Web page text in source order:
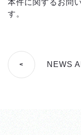
本件に関するお問
す。
< NEWS